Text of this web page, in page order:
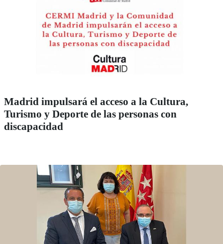
Madrid impulsará el acceso a la Cultura,
Turismo y Deporte de las personas con
discapacidad